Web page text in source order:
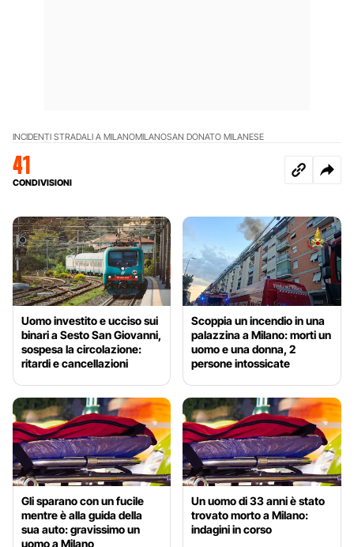
INCIDENTI STRADALI A MILANOMILANOSAN DONATO MILANESE
41
CONDIVISIONI
Uomo investito e ucciso sui
binari a Sesto San Giovanni,
sospesa la circolazione:
ritardi e cancellazioni
Scoppia un incendio in una
palazzina a Milano: morti un
uomo e una donna, 2
persone intossicate
Gli sparano con un fucile
mentre è alla guida della
sua auto: gravissimo un
uomo a Milano
Un uomo di 33 anni è stato
trovato morto a Milano:
indagini in corso